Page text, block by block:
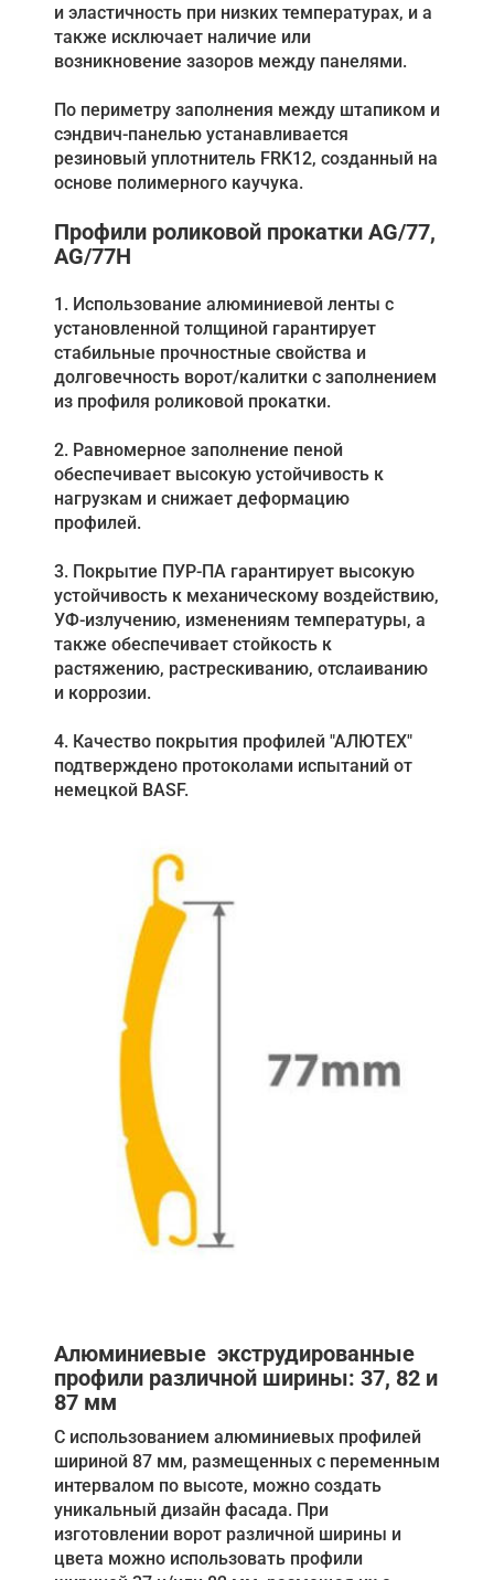
и эластичность при низких температурах, и а
также исключает наличие или
возникновение зазоров между панелями.
По периметру заполнения между штапиком и
сэндвич-панелью устанавливается
резиновый уплотнитель FRK12, созданный на
основе полимерного каучука.
Профили роликовой прокатки AG/77,
AG/77H
1. Использование алюминиевой ленты с
установленной толщиной гарантирует
стабильные прочностные свойства и
долговечность ворот/калитки с заполнением
из профиля роликовой прокатки.
2. Равномерное заполнение пеной
обеспечивает высокую устойчивость к
нагрузкам и снижает деформацию
профилей.
3. Покрытие ПУР-ПА гарантирует высокую
устойчивость к механическому воздействию,
УФ-излучению, изменениям температуры, а
также обеспечивает стойкость к
растяжению, растрескиванию, отслаиванию
и коррозии.
4. Качество покрытия профилей "АЛЮТЕХ"
подтверждено протоколами испытаний от
немецкой BASF.
Алюминиевые экструдированные
профили различной ширины: 37, 82 и
87 мм
С использованием алюминиевых профилей
шириной 87 мм, размещенных с переменным
интервалом по высоте, можно создать
уникальный дизайн фасада. При
изготовлении ворот различной ширины и
цвета можно использовать профили